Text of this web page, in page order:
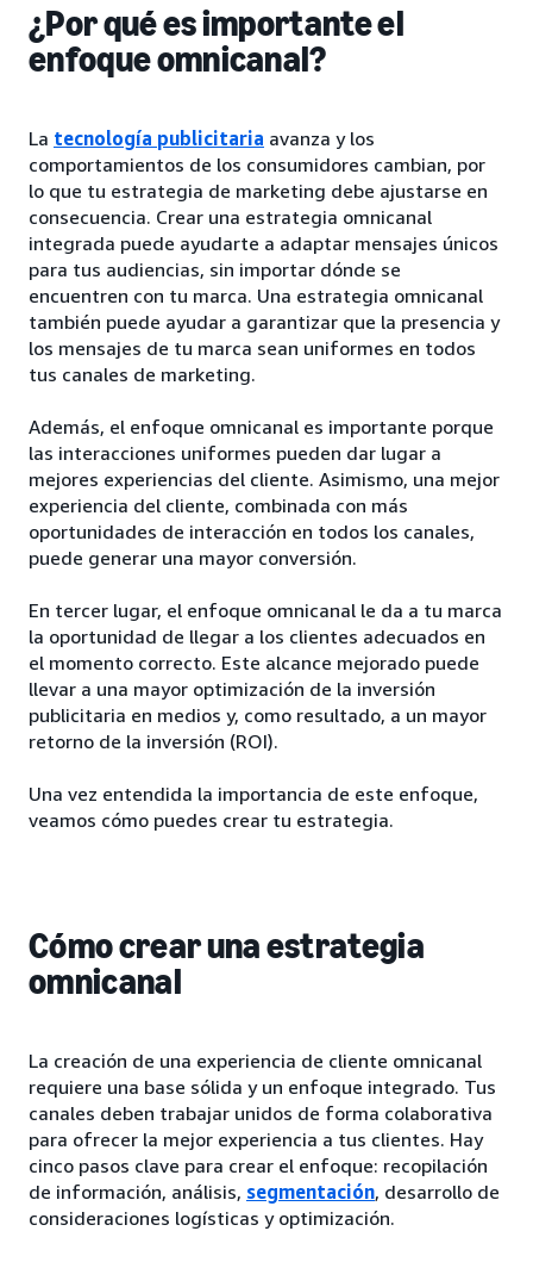
¿Por qué es importante el
enfoque omnicanal?
La tecnología publicitaria avanza y los
comportamientos de los consumidores cambian, por
lo que tu estrategia de marketing debe ajustarse en
consecuencia. Crear una estrategia omnicanal
integrada puede ayudarte a adaptar mensajes únicos
para tus audiencias, sin importar dónde se
encuentren con tu marca. Una estrategia omnicanal
también puede ayudar a garantizar que la presencia y
los mensajes de tu marca sean uniformes en todos
tus canales de marketing.
Además, el enfoque omnicanal es importante porque
las interacciones uniformes pueden dar lugar a
mejores experiencias del cliente. Asimismo, una mejor
experiencia del cliente, combinada con más
oportunidades de interacción en todos los canales,
puede generar una mayor conversión.
En tercer lugar, el enfoque omnicanal le da a tu marca
la oportunidad de llegar a los clientes adecuados en
el momento correcto. Este alcance mejorado puede
llevar a una mayor optimización de la inversión
publicitaria en medios y, como resultado, a un mayor
retorno de la inversión (ROI).
Una vez entendida la importancia de este enfoque,
veamos cómo puedes crear tu estrategia.
Cómo crear una estrategia
omnicanal
La creación de una experiencia de cliente omnicanal
requiere una base sólida y un enfoque integrado. Tus
canales deben trabajar unidos de forma colaborativa
para ofrecer la mejor experiencia a tus clientes. Hay
cinco pasos clave para crear el enfoque: recopilación
de información, análisis, segmentación, desarrollo de
consideraciones logísticas y optimización.